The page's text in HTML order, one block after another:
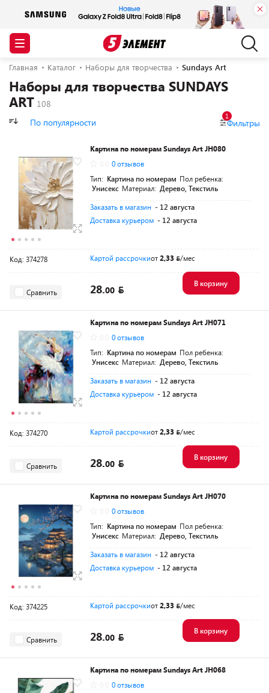
Главная Каталог Наборы для творчества Sundays Art
Наборы для творчества SUNDAYS
ART
По популярности Фильтры
1
Картина по номерам Sundays Art JH080
0 отзывов
Тип: Картина по номерам Пол ребенка:
Унисекс Материал: Дерево, Текстиль
Заказать в магазин - 12 августа
Доставка курьером - 12 августа
Код: 374278 Картой рассрочкиот2,33 /мес
Сравнить 28.00
В корзину
Картина по номерам Sundays Art JH071
0 отзывов
Тип: Картина по номерам Пол ребенка:
Унисекс Материал: Дерево, Текстиль
Заказать в магазин - 12 августа
Доставка курьером - 12 августа
Код: 374270 Картой рассрочкиот2,33 /мес
Сравнить 28.00
В корзину
Картина по номерам Sundays Art JH070
0 отзывов
Тип: Картина по номерам Пол ребенка:
Унисекс Материал: Дерево, Текстиль
Заказать в магазин - 12 августа
Доставка курьером - 12 августа
Код: 374225 Картой рассрочкиот2,33 /мес
Сравнить 28.00
В корзину
Картина по номерам Sundays Art JH068
0 отзывов